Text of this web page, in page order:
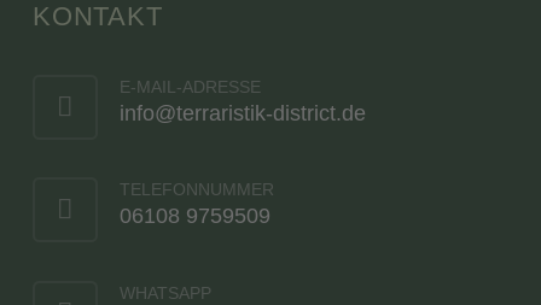
KONTAKT
E-MAIL-ADRESSE
info@terraristik-district.de
TELEFONNUMMER
06108 9759509
WHATSAPP